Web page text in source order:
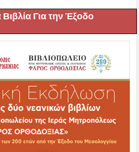
Βιβλία Για την Έξοδο